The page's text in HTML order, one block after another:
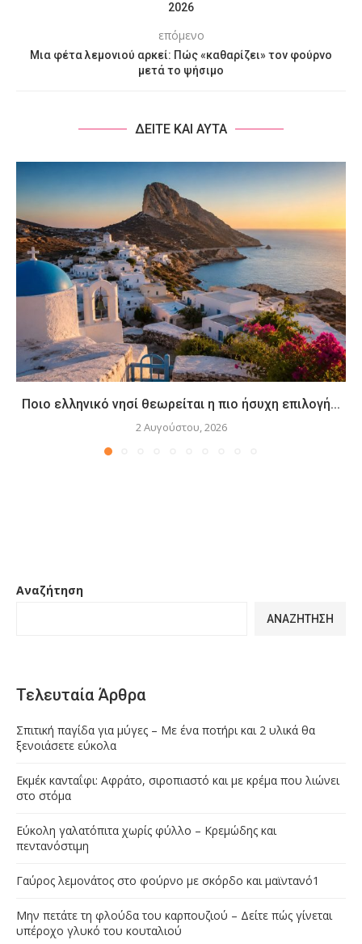
2026
επόμενο
Μια φέτα λεμονιού αρκεί: Πώς «καθαρίζει» τον φούρνο
μετά το ψήσιμο
ΔΕΙΤΕ ΚΑΙ ΑΥΤΑ
Ποιο ελληνικό νησί θεωρείται η πιο ήσυχη επιλογή...
2 Αυγούστου, 2026
Αναζήτηση
ΑΝΑΖΉΤΗΣΗ
Τελευταία Άρθρα
Σπιτική παγίδα για μύγες – Με ένα ποτήρι και 2 υλικά θα
ξενοιάσετε εύκολα
Εκμέκ κανταΐφι: Αφράτο, σιροπιαστό και με κρέμα που λιώνει
στο στόμα
Εύκολη γαλατόπιτα χωρίς φύλλο – Κρεμώδης και
πεντανόστιμη
Γαύρος λεμονάτος στο φούρνο με σκόρδο και μαϊντανό1
Μην πετάτε τη φλούδα του καρπουζιού – Δείτε πώς γίνεται
υπέροχο γλυκό του κουταλιού